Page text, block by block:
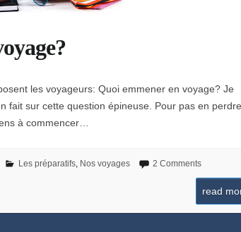
les voyageurs: Quoi emmener en voyage? Je
fait sur cette question épineuse. Pour pas en
à commencer…
Les préparatifs, Nos voyages 2 Comments
read